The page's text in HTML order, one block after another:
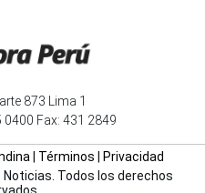
873 Lima 1
Fax: 431 2849
Términos
Privacidad
Todos los derechos